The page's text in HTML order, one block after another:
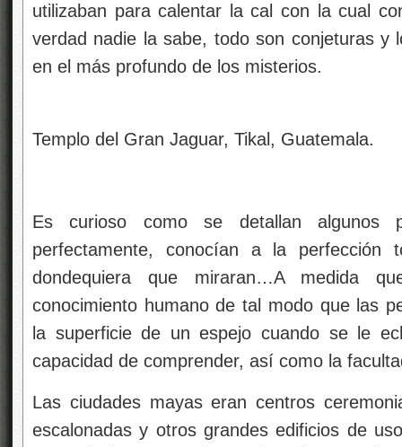
utilizaban para calentar la cal con la cual
verdad nadie la sabe, todo son conjeturas y
en el más profundo de los misterios.
Templo del Gran Jaguar, Tikal, Guatemala.
Es curioso como se detallan algunos
perfectamente, conocían a la
dondequiera que miraran…A medida
conocimiento humano de tal modo que las
la superficie de un espejo cuando se le
capacidad de comprender, así como la
Las ciudades mayas eran centros
escalonadas y otros grandes edificios de